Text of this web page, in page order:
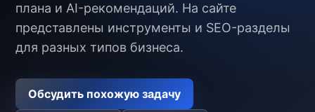
плана и AI-рекомендаций. На сайте
представлены инструменты и SEO-разделы
для разных типов бизнеса.
Обсудить похожую задачу